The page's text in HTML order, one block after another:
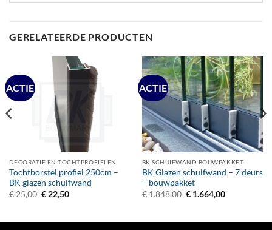
GERELATEERDE PRODUCTEN
ACTIE
DECORATIE EN TOCHTPROFIELEN
Tochtborstel profiel 250cm –
BK glazen schuifwand
€25,00 Oorspronkelijke
€22,50Huidige
ACTIE
BK SCHUIFWAND BOUWPAKKET
BK Glazen schuifwand – 7 deurs
– bouwpakket
€1.848,00 Oorspronkelijke
€1.664,00Huidige